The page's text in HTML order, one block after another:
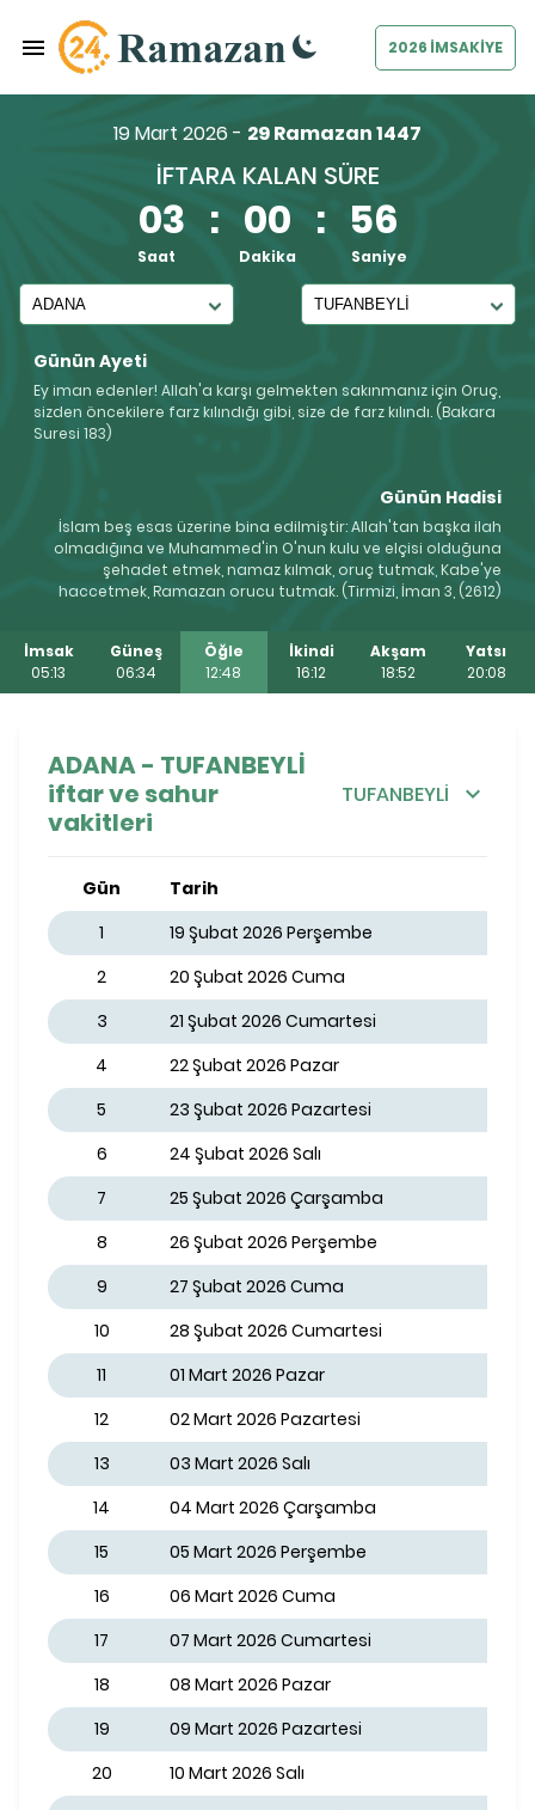
2026 İMSAKİYE
Günün Ayeti
Ey iman edenler! Allah'a karşı gelmekten sakınmanız için Oruç,
sizden öncekilere farz kılındığı gibi, size de farz kılındı. (Bakara
Suresi 183)
19 Mart 2026 - 29 Ramazan 1447
İFTARA KALAN SÜRE
03 : 00 : 55
Saat Dakika Saniye
Günün Hadisi
İslam beş esas üzerine bina edilmiştir: Allah'tan başka ilah
olmadığına ve Muhammed'in O'nun kulu ve elçisi olduğuna
şehadet etmek, namaz kılmak, oruç tutmak, Kabe'ye
haccetmek, Ramazan orucu tutmak. (Tirmizi, İman 3, (2612)
İmsak
05:13
Güneş
06:34
Öğle
12:48
İkindi
16:12
Akşam
18:52
Yatsı
20:08
ADANA - TUFANBEYLİ
iftar ve sahur
vakitleri
TUFANBEYLİ
Gün Tarih
1
19 Şubat 2026 Perşembe
2
20 Şubat 2026 Cuma
3
21 Şubat 2026 Cumartesi
4
22 Şubat 2026 Pazar
5
23 Şubat 2026 Pazartesi
6
24 Şubat 2026 Salı
7
25 Şubat 2026 Çarşamba
8
26 Şubat 2026 Perşembe
9
27 Şubat 2026 Cuma
10
28 Şubat 2026 Cumartesi
11
01 Mart 2026 Pazar
12
02 Mart 2026 Pazartesi
13
03 Mart 2026 Salı
14
04 Mart 2026 Çarşamba
15
05 Mart 2026 Perşembe
16
06 Mart 2026 Cuma
17
07 Mart 2026 Cumartesi
18
08 Mart 2026 Pazar
19
09 Mart 2026 Pazartesi
20
10 Mart 2026 Salı